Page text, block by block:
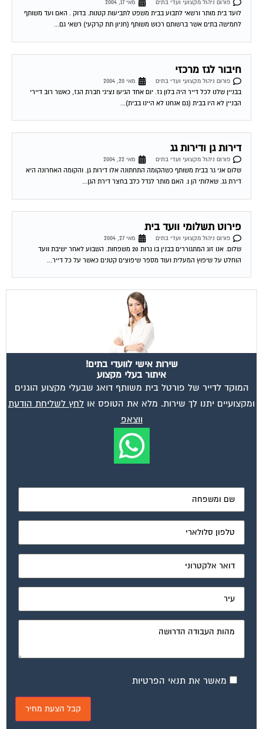
פורום ניהול מקצועי ועדי בתים
מאי 17, 2004
לועד בית מותר ורשאי לתבוע בבית משפט לתביעות קטנות. בדוק . האם ועד משותף
לחמישה בתים אשר ברשותם רכוש משותף (חניון תת קרקעי) רשאי גם...
חיבור לגז מרכזי
פורום ניהול מקצועי ועדי בתים
מאי 20, 2004
בבניין שלנו לכל דייר היה בלון גז. יום אחד הגיעו נציגי חברת הגז, כאשר רוב דיירי
הבניין לא היו בבית (גם אנחנו לא היינו בבית)...
דירות גן ודירות גג
פורום ניהול מקצועי ועדי בתים
מאי 22, 2004
שלום אני גר בבית משותף כשהקומה התחתונה אלו דירות גן. והקומה האחרונה היא
דירת גג. שאלותי הן 1. האם מותר לגדל כלב בחצר דירת הגן...
פירוט תשלומי וועד בית
פורום ניהול מקצועי ועדי בתים
מאי 27, 2004
שלום. אנו זוג המתגוררים בבנין בו גרות 20 משפחות. השבוע לאחר ישיבת וועד
הוחלט על שיפוץ המעלית ועוד מספר שיפוצים קטנים כאשר על כל דייר...
שירות אישי לוועדי בתים!
איתור בעלי מקצוע
המוקד לדייר של פורטל בית משותף דואג שבעלי מקצוע הוגנים
ומקצועיים יתנו לך שירות. מלא את הטופס או לחץ לשליחת הודעת
ווצאפ
מאשר את תנאי הפרטיות